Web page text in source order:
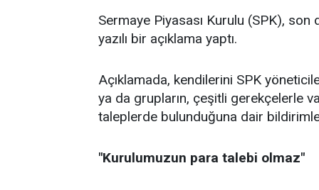
Sermaye Piyasası Kurulu (SPK), son
yazılı bir açıklama yaptı.
Açıklamada, kendilerini SPK
ya da grupların, çeşitli gerekçelerle
taleplerde bulunduğuna dair
"Kurulumuzun para talebi olmaz"